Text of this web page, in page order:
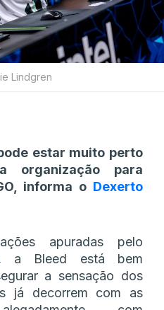
Lindgren
estar muito perto
organização para
informa o Dexerto
apuradas pelo
a Bleed está bem
a sensação dos
já decorrem com as